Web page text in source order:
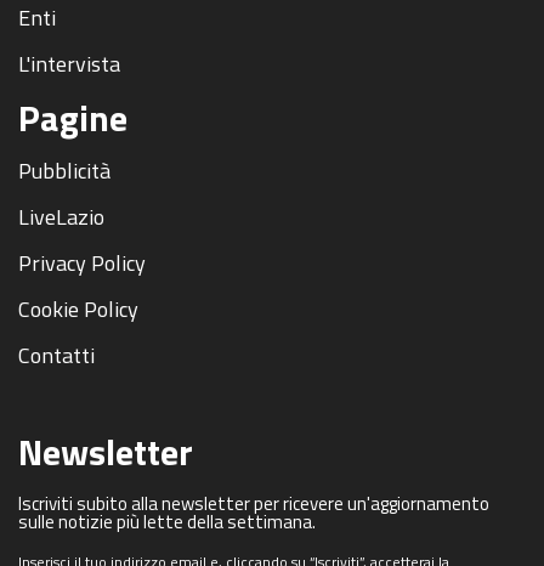
Enti
L'intervista
Pagine
Pubblicità
LiveLazio
Privacy Policy
Cookie Policy
Contatti
Newsletter
Iscriviti subito alla newsletter per ricevere un'aggiornamento
sulle notizie più lette della settimana.